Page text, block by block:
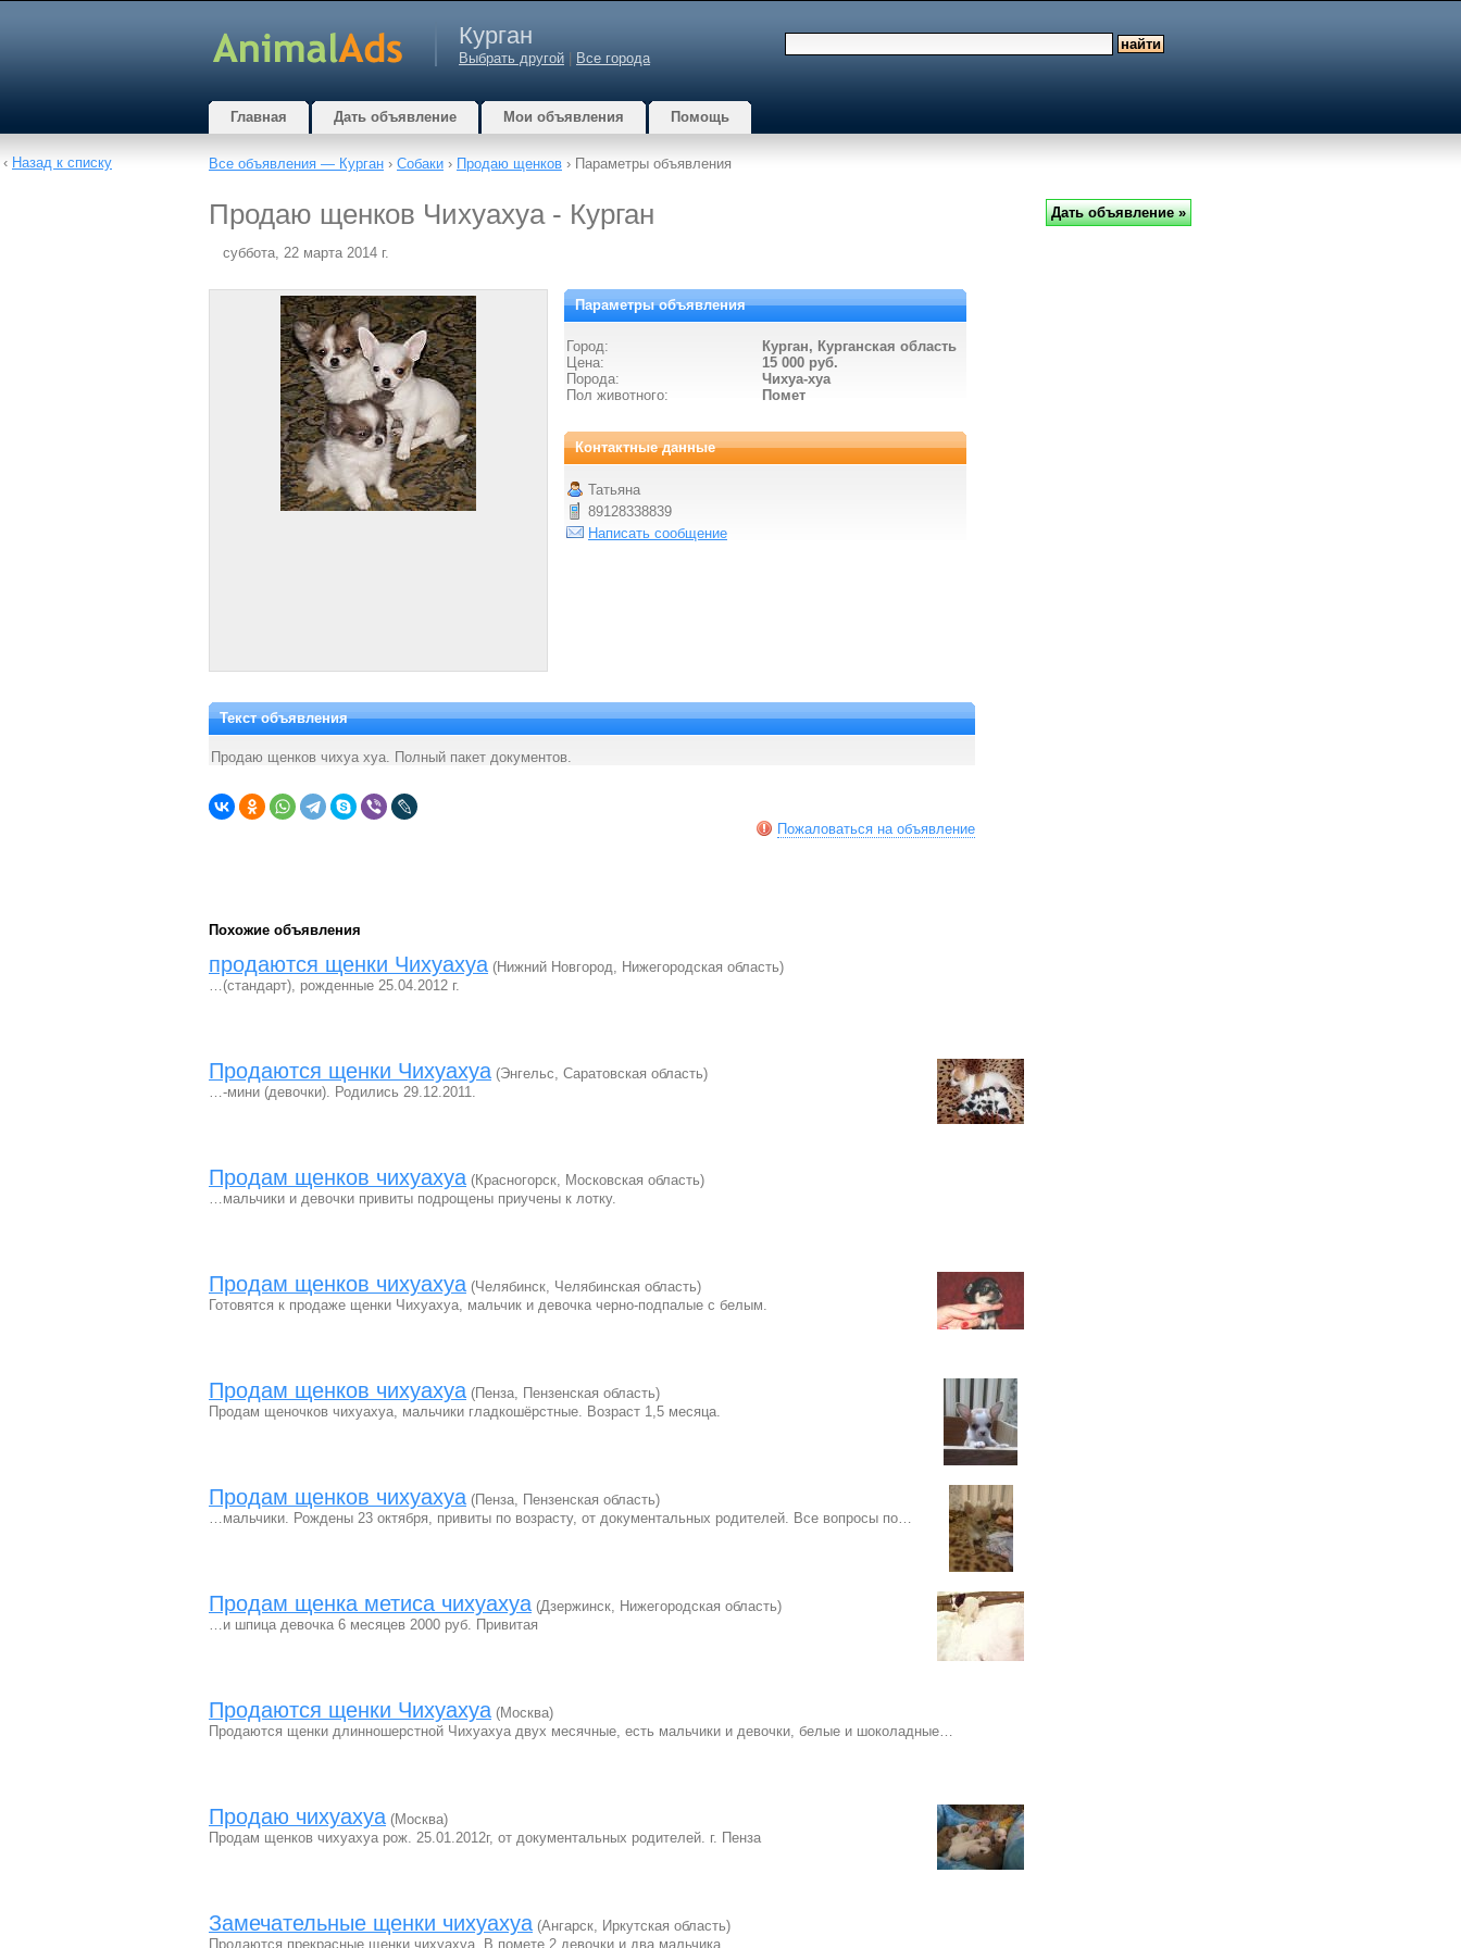
Курган
Выбрать другой Все города
Главная Дать объявление Мои объявления Помощь
Все объявления — Курган › Собаки › Продаю щенков › Параметры объявления
Продаю щенков Чихуахуа - Курган
суббота, 22 марта 2014 г.
Параметры объявления
Город:
Курган, Курганская область
Цена:
15 000 руб.
Порода:
Чихуа-хуа
Пол животного:
Помет
Контактные данные
Татьяна
89128338839
Написать сообщение
Текст объявления
Продаю щенков чихуа хуа. Полный пакет документов.
Пожаловаться на объявление
Похожие объявления
продаются щенки Чихуахуа (Нижний Новгород, Нижегородская область)
…(стандарт), рожденные 25.04.2012 г.
Продаются щенки Чихуахуа (Энгельс, Саратовская область)
…-мини (девочки). Родились 29.12.2011.
Продам щенков чихуахуа (Красногорск, Московская область)
…мальчики и девочки привиты подрощены приучены к лотку.
Продам щенков чихуахуа (Челябинск, Челябинская область)
Готовятся к продаже щенки Чихуахуа, мальчик и девочка черно-подпалые с белым.
Продам щенков чихуахуа (Пенза, Пензенская область)
Продам щеночков чихуахуа, мальчики гладкошёрстные. Возраст 1,5 месяца.
Продам щенков чихуахуа (Пенза, Пензенская область)
…мальчики. Рождены 23 октября, привиты по возрасту, от документальных родителей. Все вопросы по…
Продам щенка метиса чихуахуа (Дзержинск, Нижегородская область)
…и шпица девочка 6 месяцев 2000 руб. Привитая
Продаются щенки Чихуахуа (Москва)
Продаются щенки длинношерстной Чихуахуа двух месячные, есть мальчики и девочки, белые и шоколадные…
Продаю чихуахуа (Москва)
Продам щенков чихуахуа рож. 25.01.2012г, от документальных родителей. г. Пенза
Замечательные щенки чихуахуа (Ангарск, Иркутская область)
Продаются прекрасные щенки чихуахуа. В помете 2 девочки и два мальчика.
‹ Назад к списку